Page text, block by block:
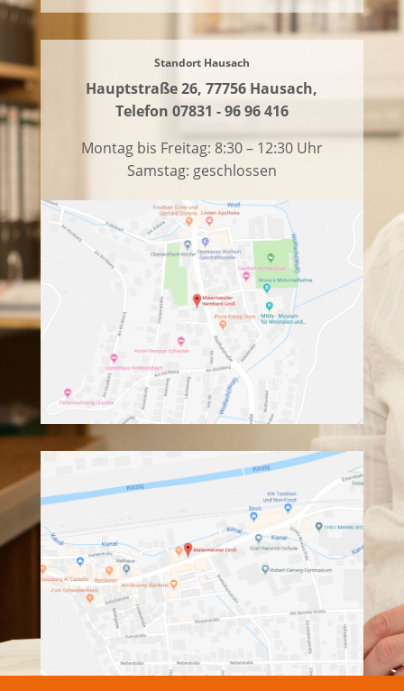
Standort Hausach
Hauptstraße 26, 77756 Hausach,
Telefon 07831 - 96 96 416
Montag bis Freitag: 8:30 – 12:30 Uhr
Samstag: geschlossen